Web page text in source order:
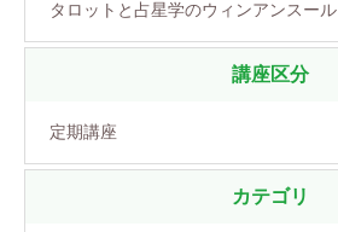
タロットと占星学のウィンアンスール
講座区分
定期講座
カテゴリ